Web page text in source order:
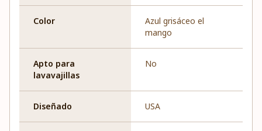
Color
Azul grisáceo el
mango
Apto para
lavavajillas
No
Diseñado USA